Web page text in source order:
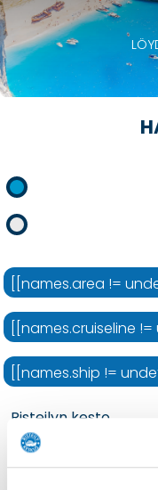
[[names.area !=
[[names.cruiseline
[[names.ship !=
Risteilyn kesto